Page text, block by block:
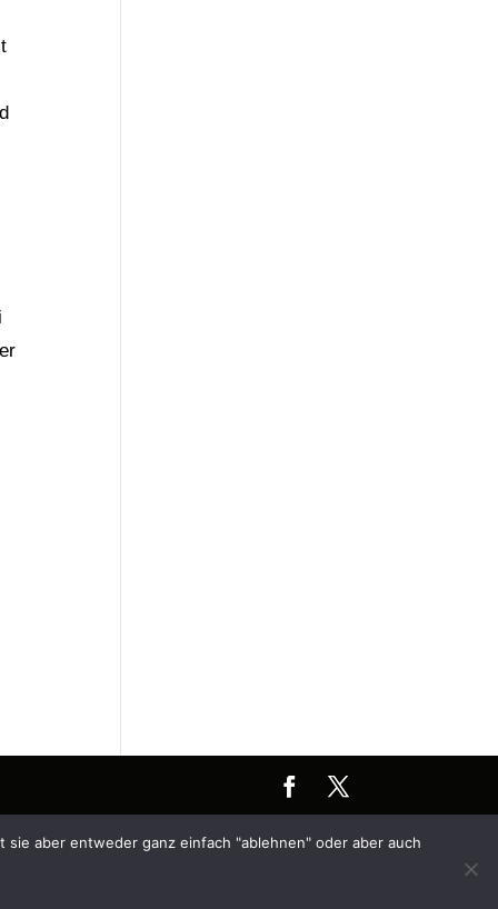
sie aber entweder ganz einfach "ablehnen" oder aber auch